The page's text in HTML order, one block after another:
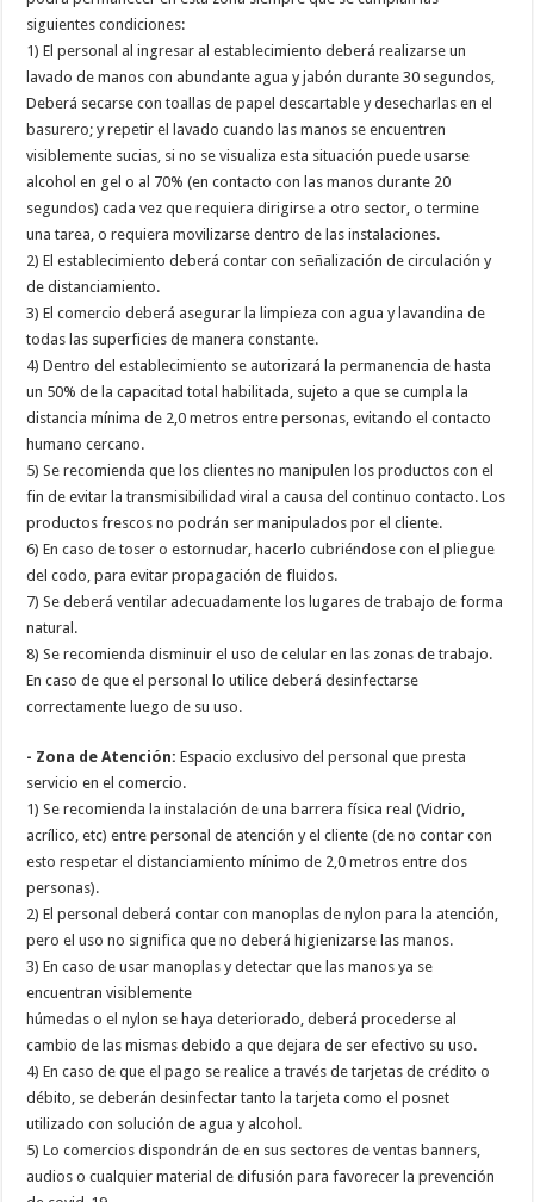
siguientes condiciones:
1) El personal al ingresar al establecimiento deberá realizarse un
lavado de manos con abundante agua y jabón durante 30 segundos,
Deberá secarse con toallas de papel descartable y desecharlas en el
basurero; y repetir el lavado cuando las manos se encuentren
visiblemente sucias, si no se visualiza esta situación puede usarse
alcohol en gel o al 70% (en contacto con las manos durante 20
segundos) cada vez que requiera dirigirse a otro sector, o termine
una tarea, o requiera movilizarse dentro de las instalaciones.
2) El establecimiento deberá contar con señalización de circulación y
de distanciamiento.
3) El comercio deberá asegurar la limpieza con agua y lavandina de
todas las superficies de manera constante.
4) Dentro del establecimiento se autorizará la permanencia de hasta
un 50% de la capacitad total habilitada, sujeto a que se cumpla la
distancia mínima de 2,0 metros entre personas, evitando el contacto
humano cercano.
5) Se recomienda que los clientes no manipulen los productos con el
fin de evitar la transmisibilidad viral a causa del continuo contacto. Los
productos frescos no podrán ser manipulados por el cliente.
6) En caso de toser o estornudar, hacerlo cubriéndose con el pliegue
del codo, para evitar propagación de fluidos.
7) Se deberá ventilar adecuadamente los lugares de trabajo de forma
natural.
8) Se recomienda disminuir el uso de celular en las zonas de trabajo.
En caso de que el personal lo utilice deberá desinfectarse
correctamente luego de su uso.
- Zona de Atención: Espacio exclusivo del personal que presta
servicio en el comercio.
1) Se recomienda la instalación de una barrera física real (Vidrio,
acrílico, etc) entre personal de atención y el cliente (de no contar con
esto respetar el distanciamiento mínimo de 2,0 metros entre dos
personas).
2) El personal deberá contar con manoplas de nylon para la atención,
pero el uso no significa que no deberá higienizarse las manos.
3) En caso de usar manoplas y detectar que las manos ya se
encuentran visiblemente
húmedas o el nylon se haya deteriorado, deberá procederse al
cambio de las mismas debido a que dejara de ser efectivo su uso.
4) En caso de que el pago se realice a través de tarjetas de crédito o
débito, se deberán desinfectar tanto la tarjeta como el posnet
utilizado con solución de agua y alcohol.
5) Lo comercios dispondrán de en sus sectores de ventas banners,
audios o cualquier material de difusión para favorecer la prevención